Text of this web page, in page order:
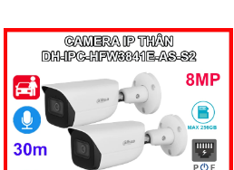
ngoại 30m, camera đảm bảo ghi hình
rõ nét trong mọi điều kiện ánh sáng. Hỗ
trợ khe thẻ nhớ lên đến 512GB, tích
hợp micro ghi âm, chuẩn POE và khả
năng nhận diện chính xác người và
phương tiện giám sát an ninh tốt